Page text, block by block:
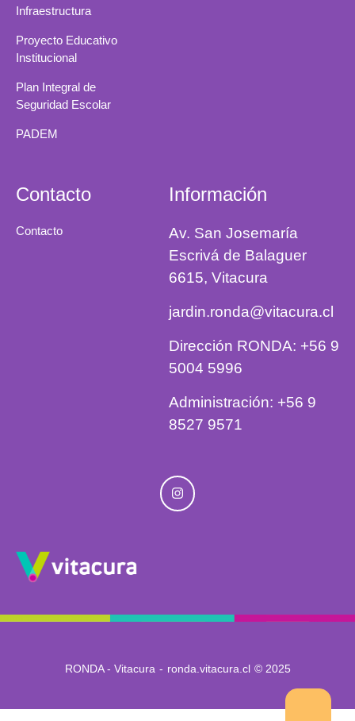
Infraestructura
Proyecto Educativo
Institucional
Plan Integral de
Seguridad Escolar
PADEM
Contacto
Contacto
Información
Av. San Josemaría
Escrivá de Balaguer
6615, Vitacura
jardin.ronda@vitacura.cl
Dirección RONDA: +56 9
5004 5996
Administración: ‎‎+56 9
8527 9571
RONDA - Vitacura - ronda.vitacura.cl © 2025